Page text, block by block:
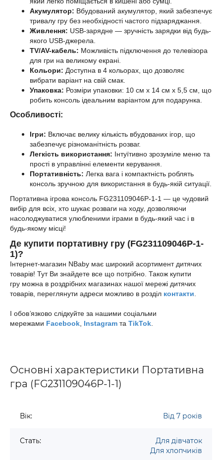
Акумулятор: Вбудований акумулятор, який забезпечує
тривалу гру без необхідності частого підзаряджання.
Живлення: USB-зарядне — зручність зарядки від будь-
якого USB-джерела.
TV/AV-кабель: Можливість підключення до телевізора
для гри на великому екрані.
Кольори: Доступна в 4 кольорах, що дозволяє
вибрати варіант на свій смак.
Упаковка: Розміри упаковки: 10 см х 14 см х 5,5 см, що
робить консоль ідеальним варіантом для подарунка.
Особливості:
Ігри: Включає велику кількість вбудованих ігор, що
забезпечує різноманітність розваг.
Легкість використання: Інтуїтивно зрозуміле меню та
прості в управлінні елементи керування.
Портативність: Легка вага і компактність роблять
консоль зручною для використання в будь-якій ситуації.
Портативна ігрова консоль FG231109046P-1-1 — це чудовий
вибір для всіх, хто шукає розваги на ходу, дозволяючи
насолоджуватися улюбленими іграми в будь-який час і в
будь-якому місці!
Де купити портативну гру (FG231109046P-1-
1)?
Інтернет-магазин NBaby має широкий асортимент дитячих
товарів! Тут Ви знайдете все що потрібно. Також купити
гру можна в роздрібних магазинах нашої мережі дитячих
товарів, переглянути адреси можливо в розділ контакти
І обов’язково слідкуйте за нашими соціальми
мережами Facebook Instagram та TikTok
Основні характеристики Портативна
гра (FG231109046P-1-1)
Вік: Від 7 років
Стать:
Для дівчаток
Для хлопчиків